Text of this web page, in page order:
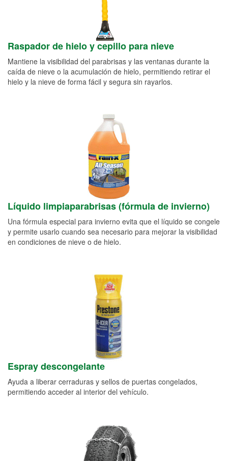
Raspador de hielo y cepillo para nieve
Mantiene la visibilidad del parabrisas y las ventanas durante la
caída de nieve o la acumulación de hielo, permitiendo retirar el
hielo y la nieve de forma fácil y segura sin rayarlos.
Líquido limpiaparabrisas (fórmula de invierno)
Una fórmula especial para invierno evita que el líquido se congele
y permite usarlo cuando sea necesario para mejorar la visibilidad
en condiciones de nieve o de hielo.
Espray descongelante
Ayuda a liberar cerraduras y sellos de puertas congelados,
permitiendo acceder al interior del vehículo.